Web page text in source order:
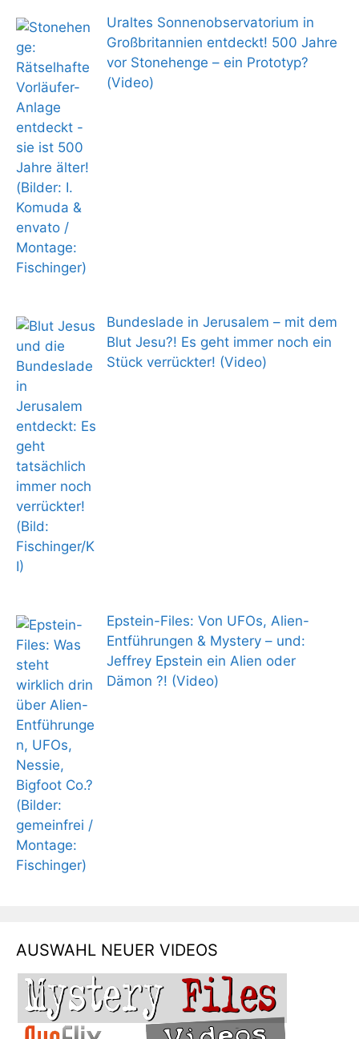
Uraltes Sonnenobservatorium in
Großbritannien entdeckt! 500 Jahre
vor Stonehenge – ein Prototyp?
(Video)
Bundeslade in Jerusalem – mit dem
Blut Jesu?! Es geht immer noch ein
Stück verrückter! (Video)
Epstein-Files: Von UFOs, Alien-
Entführungen & Mystery – und:
Jeffrey Epstein ein Alien oder
Dämon ?! (Video)
AUSWAHL NEUER VIDEOS